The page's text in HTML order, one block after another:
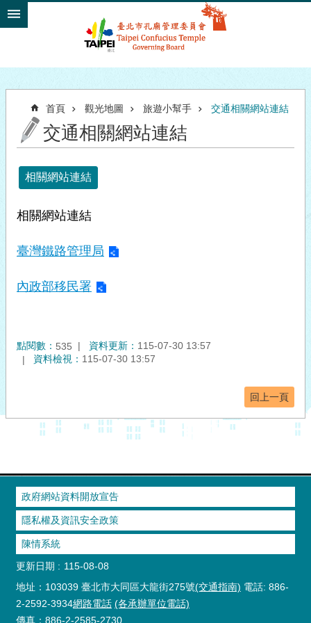
跳到主要內容區塊
首頁 觀光地圖 旅遊小幫手 交通相關網站連結
交通相關網站連結
相關網站連結
相關網站連結
臺灣鐵路管理局
內政部移民署
點閱數： 535 資料更新： 115-07-30 13:57
資料檢視： 115-07-30 13:57
回上一頁
政府網站資料開放宣告
隱私權及資訊安全政策
陳情系統
更新日期
115-08-08
地址：103039 臺北市大同區大龍街275號(交通指南) 電話: 886-
2-2592-3934網路電話 (各承辦單位電話)
傳真：886-2-2585-2730